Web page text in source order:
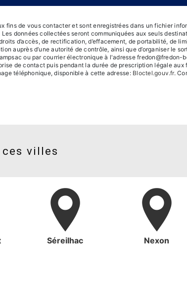
fins de vous contacter et sont enregistrées dans un fichier
données collectées seront communiquées aux seuls
d’accès, de rectification, d’effacement, de portabilité, de
auprès d’une autorité de contrôle, ainsi que d’organiser le
ou par courrier électronique à l'adresse
de contact puis pendant la durée de prescription légale
téléphonique, disponible à cette adresse: Bloctel.gouv.fr.
villes
Séreilhac Nexon